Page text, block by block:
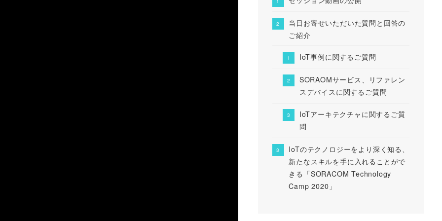
当日お寄せいただいた質問と回答の
ご紹介
IoT事例に関するご質問
SORAOMサービス、リファレン
スデバイスに関するご質問
IoTアーキテクチャに関するご質
問
IoTのテクノロジーをより深く知る、
新たなスキルを手に入れることがで
きる「SORACOM Technology
Camp 2020」